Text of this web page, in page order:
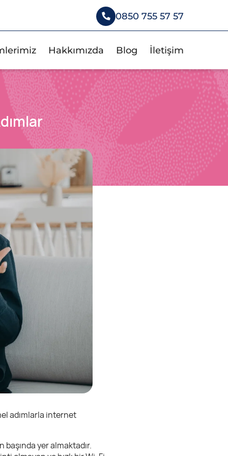
0850 755 57 57
Hakkımızda Blog İletişim
adımlarla internet
başında yer almaktadır.